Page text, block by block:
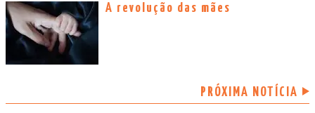
A revolução das mães
PRÓXIMA NOTÍCIA